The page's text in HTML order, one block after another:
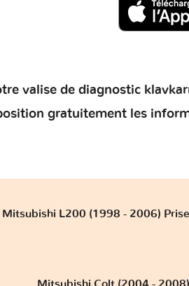
valise de diagnostic
gratuitement les
Mitsubishi L200 (1998 - 2006)